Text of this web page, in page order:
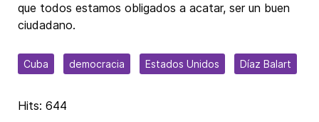
que todos estamos obligados a acatar, ser un buen
ciudadano.
Cuba democracia Estados Unidos Díaz Balart
Hits: 644